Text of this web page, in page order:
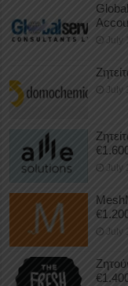
July
July
July
July